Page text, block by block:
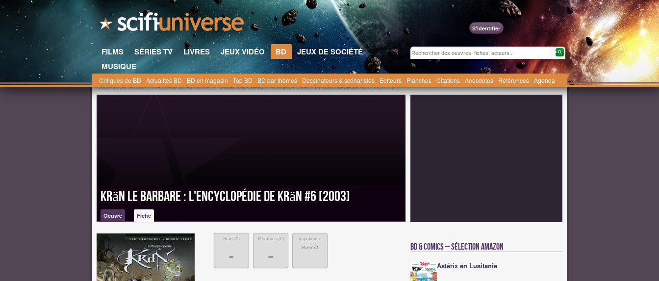
S'identifier
FILMS SÉRIES TV LIVRES JEUX VIDÉO BD
JEUX DE SOCIÉTÉ
MUSIQUE
Critiques de BD Actualités BD BD en magasin Top BD BD par thèmes Dessinateurs & scénaristes Editeurs Planches Citations Anecdotes Références Agenda
Scifi-Universe.com l'oeuvre Krän le barbare Bandes Dessinées Krän le barbare L'Encyclopédie de Krän #6 [2003]
Krän le barbare : L'Encyclopédie de Krän #6 [2003]
Oeuvre Fiche
Staff (0)
-
Membres (0)
-
Impatience
Bientôt
BD & Comics – Sélection Amazon
Astérix en Lusitanie